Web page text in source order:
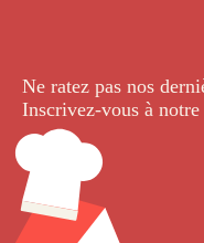
Ne ratez pas nos
Inscrivez-vous à